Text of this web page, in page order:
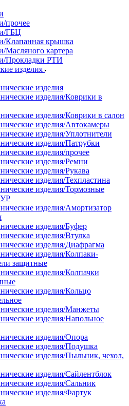
прочее
ГБЦ
Клапанная крышка
Масляного картера
Прокладки РТИ
изделия
изделия
изделия/Коврики в
изделия/Коврики в салон
изделия/Автокамеры
изделия/Уплотнители
изделия/Патрубки
изделия/прочее
изделия/Ремни
изделия/Рукава
изделия/Техпластина
изделия/Тормозные
изделия/Амортизатор
изделия/Буфер
изделия/Втулка
изделия/Диафрагма
изделия/Колпаки-
защитные
изделия/Колпачки
изделия/Кольцо
изделия/Манжеты
изделия/Напольное
изделия/Опора
изделия/Подушка
изделия/Пыльник, чехол,
изделия/Сайлентблок
изделия/Сальник
изделия/Фартук